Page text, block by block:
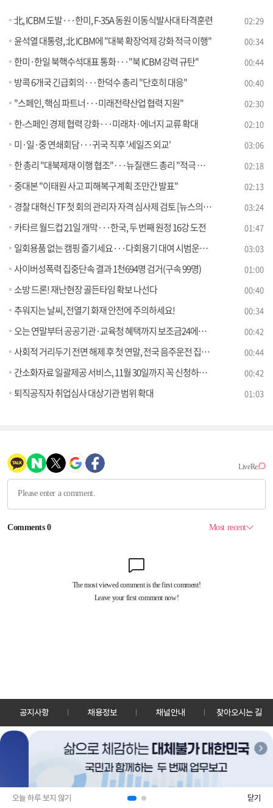
오늘 하루 보지 않기 닫기
北, ICBM 도발···한미, F-35A 동원 이동식발사대 타격훈련 02:29
윤석열 대통령, 北 ICBM에 "대북 확장억제 강화 적극 이행" 00:34
한미·한일 북핵수석대표 통화···"북 ICBM 강력 규탄" 00:44
방콕 6개국 긴급회의···한덕수 총리 "단호히 대응" 00:40
"스페인, 핵심 파트너···미래전략산업 협력 지원" 02:30
한-스페인 경제 협력 강화···미래차·에너지 교류 확대 02:10
미·일·중 연쇄회담···귀국 직후 '세일즈 외교' 03:06
한 총리 "대북제재 이행 협조"···뉴질랜드 총리 "적극 지지" 02:18
중대본 "이태원 사고 피해복구계획 조만간 발표" 02:13
경찰 대혁신 TF 첫 회의 관리자 자격 심사제 검토 [뉴스의 맥] 03:24
카타르 월드컵 21일 개막···한국, 두 번째 원정 16강 도전 01:47
일회용품 없는 캠핑 즐기세요···다회용기 대여 시범운영 [정책현장+] 03:03
사이버성폭력 집중단속 결과 1천694명 검거(구속 99명) 01:00
소방 드론! 재난현장 골든타임 확보 나선다 00:40
추워지는 날씨, 전열기 화재 안전에 주의하세요! 00:34
오는 연말부터 공공기관·교육청 혜택까지 보조금24에서 확인 가능 00:42
사회적 거리두기 전면 해제 후 첫 연말, 전국 음주운전 집중단속 추진 00:44
간소화자료 일괄제공 서비스, 11월 30일까지 꼭 신청하세요 00:42
퇴직공직자 취업심사 대상기관 범위 확대 01:03
공지사항 채용정보 채널안내 찾아오시는 길
30128 세종특별자치시 정부2청사로 13 한국정책방송원 KTV
TEL: 044-204-8000
Copyrightⓒ KTV 국민방송 All Rights Reserved.
PC버전 앱 다운로드